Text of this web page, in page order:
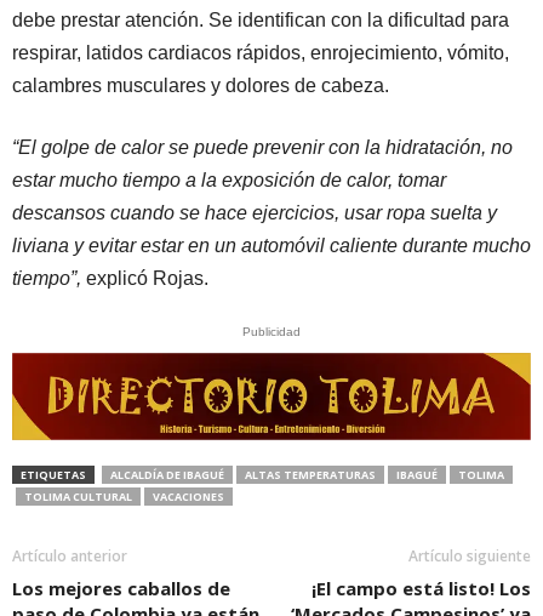
debe prestar atención. Se identifican con la dificultad para
respirar, latidos cardiacos rápidos, enrojecimiento, vómito,
calambres musculares y dolores de cabeza.
“El golpe de calor se puede prevenir con la hidratación, no
estar mucho tiempo a la exposición de calor, tomar
descansos cuando se hace ejercicios, usar ropa suelta y
liviana y evitar estar en un automóvil caliente durante mucho
tiempo”, explicó Rojas.
Publicidad
ETIQUETAS ALCALDÍA DE IBAGUÉ ALTAS TEMPERATURAS IBAGUÉ
TOLIMA
TOLIMA CULTURAL
VACACIONES
Artículo anterior
Los mejores caballos de
Artículo siguiente
¡El campo está listo! Los